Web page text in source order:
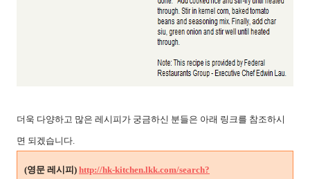
더욱 다양하고 많은 레시피가 궁금하신 분들은 아래 링크를 참조하시
면 되겠습니다.
(영문 레시피) http://hk-kitchen.lkk.com/search?